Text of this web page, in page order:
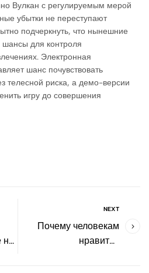
Вулкан с регулируемым мерой
убытки не переступают
подчеркнуть, что нынешние
для контроля
Электронная
шанс почувствовать
телесной риска, а демо-версии
игру до совершения
на
NEXT
Почему человекам
нравится